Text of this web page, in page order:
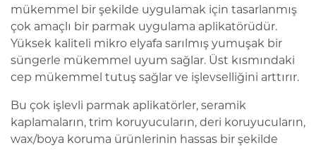
mükemmel bir şekilde uygulamak için tasarlanmış
çok amaçlı bir parmak uygulama aplikatörüdür.
Yüksek kaliteli mikro elyafa sarılmış yumuşak bir
süngerle mükemmel uyum sağlar. Üst kısmındaki
cep mükemmel tutuş sağlar ve işlevselliğini arttırır.
Bu çok işlevli parmak aplikatörler, seramik
kaplamaların, trim koruyucuların, deri koruyucuların,
wax/boya koruma ürünlerinin hassas bir şekilde